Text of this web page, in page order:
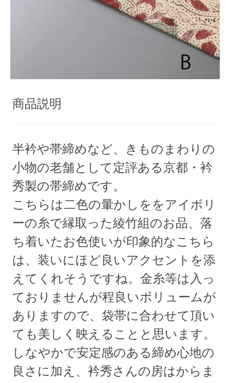
商品説明
半衿や帯締めなど、きものまわりの
小物の老舗として定評ある京都・衿
秀製の帯締めです。
こちらは二色の暈かしををアイボリ
ーの糸で縁取った綾竹組のお品、落
ち着いたお色使いが印象的なこちら
は、装いにほど良いアクセントを添
えてくれそうですね。金糸等は入っ
ておりませんが程良いボリュームが
ありますので、袋帯に合わせて頂い
ても美しく映えることと思います。
しなやかで安定感のある締め心地の
良さに加え、衿秀さんの房はからま